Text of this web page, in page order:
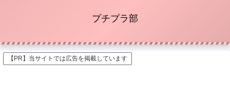
プチプラ部
【PR】当サイトでは広告を掲載しています